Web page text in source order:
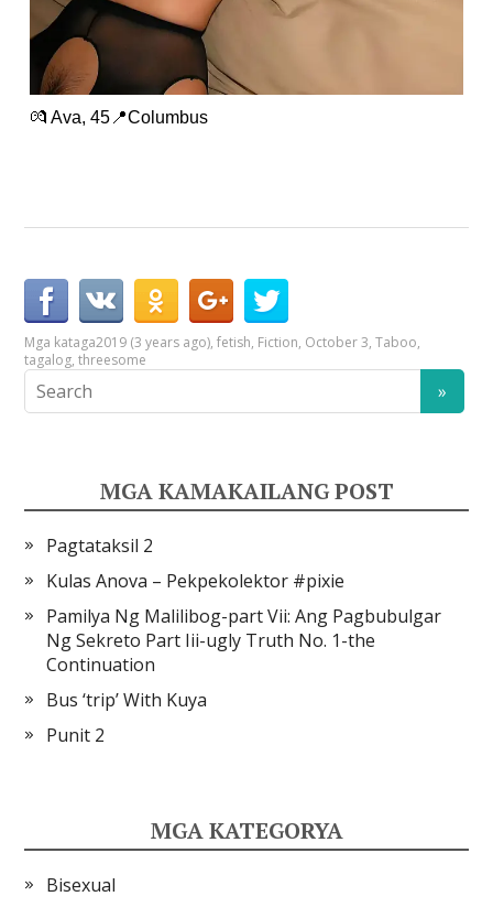
💏 Ava, 45📍Columbus
Mga kataga2019 (3 years ago),fetish, Fiction, October 3,Taboo,
tagalog,threesome
MGA KAMAKAILANG POST
Pagtataksil 2
Kulas Anova – Pekpekolektor #pixie
Pamilya Ng Malilibog-part Vii: Ang Pagbubulgar
Ng Sekreto Part Iii-ugly Truth No. 1-the
Continuation
Bus ‘trip’ With Kuya
Punit 2
MGA KATEGORYA
Bisexual